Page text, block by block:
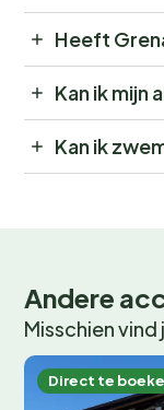
Heeft
Kan ik mijn
Kan ik
Andere
Misschien
Direct te